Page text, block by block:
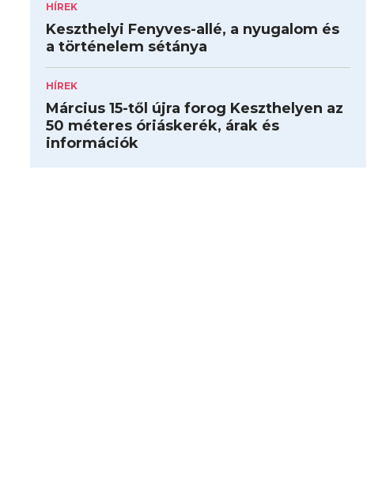
HÍREK
Keszthelyi Fenyves-allé, a nyugalom és
a történelem sétánya
HÍREK
Március 15-től újra forog Keszthelyen az
50 méteres óriáskerék, árak és
információk